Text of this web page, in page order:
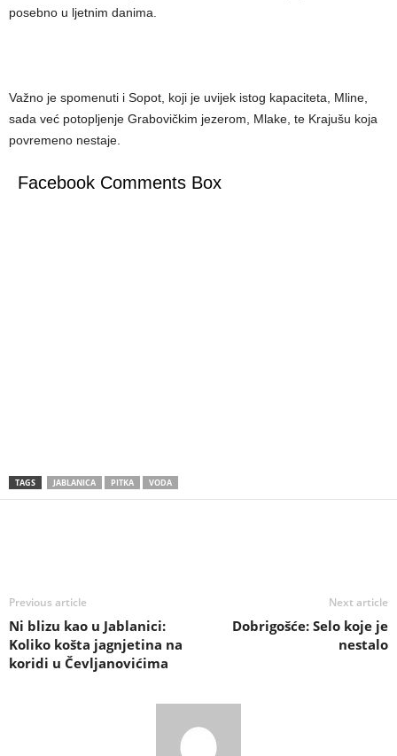
posebno u ljetnim danima.
Važno je spomenuti i Sopot, koji je uvijek istog kapaciteta, Mline,
sada već potopljenje Grabovičkim jezerom, Mlake, te Krajušu koja
povremeno nestaje.
Facebook Comments Box
TAGS JABLANICA PITKA VODA
Previous article
Ni blizu kao u Jablanici:
Koliko košta jagnjetina na
koridi u Čevljanovićima
Next article
Dobrigošće: Selo koje je
nestalo